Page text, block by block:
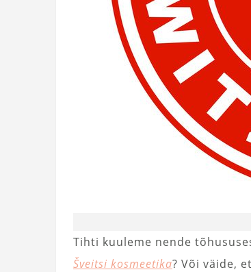
Tihti kuuleme nende
Šveitsi kosmeetika? Või väide,